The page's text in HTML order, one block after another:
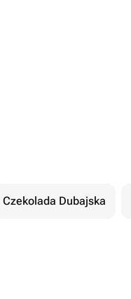
Czekolada Dubajska